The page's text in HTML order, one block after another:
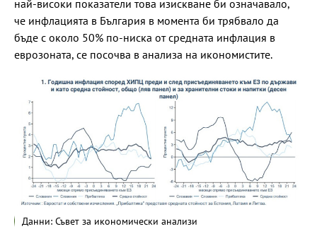
най-високи показатели това изискване би означавало,
че инфлацията в България в момента би трябвало да
бъде с около 50% по-ниска от средната инфлация в
еврозоната, се посочва в анализа на икономистите.
Данни: Съвет за икономически анализи